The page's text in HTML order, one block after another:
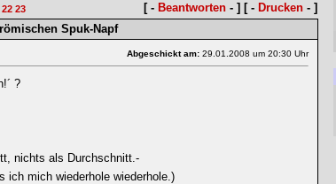
22 23 [ - Beantworten - ] [ - Drucken - ]
Spuk-Napf
Abgeschickt am: 29.01.2008 um 20:30 Uhr
?
nichts als Durchschnitt.-
ich mich wiederhole wiederhole.)